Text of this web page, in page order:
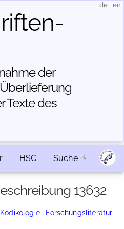
der
Texte des
de en
HSC Suche
13632
Kodikologie| Forschungsliteratur